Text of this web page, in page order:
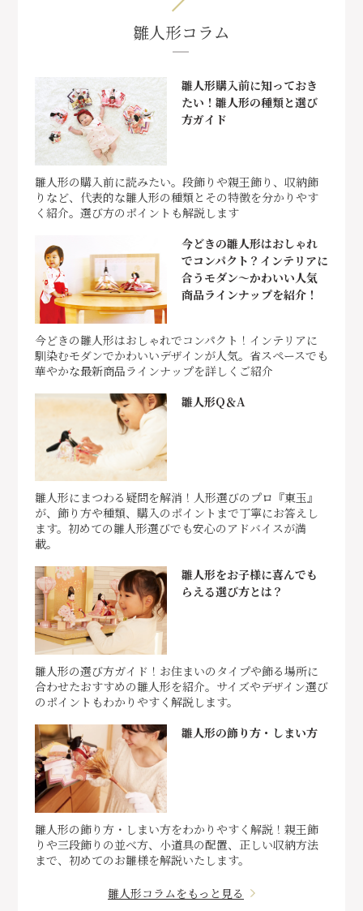
雛人形コラム
雛人形購入前に知っておき
たい！雛人形の種類と選び
方ガイド
雛人形の購入前に読みたい。段飾りや親王飾り、収納飾
りなど、代表的な雛人形の種類とその特徴を分かりやす
く紹介。選び方のポイントも解説します
今どきの雛人形はおしゃれ
でコンパクト？インテリアに
合うモダン～かわいい人気
商品ラインナップを紹介！
今どきの雛人形はおしゃれでコンパクト！インテリアに
馴染むモダンでかわいいデザインが人気。省スペースでも
華やかな最新商品ラインナップを詳しくご紹介
雛人形Q＆A
雛人形にまつわる疑問を解消！人形選びのプロ『東玉』
が、飾り方や種類、購入のポイントまで丁寧にお答えし
ます。初めての雛人形選びでも安心のアドバイスが満
載。
雛人形をお子様に喜んでも
らえる選び方とは？
雛人形の選び方ガイド！お住まいのタイプや飾る場所に
合わせたおすすめの雛人形を紹介。サイズやデザイン選び
のポイントもわかりやすく解説します。
雛人形の飾り方・しまい方
雛人形の飾り方・しまい方をわかりやすく解説！親王飾
りや三段飾りの並べ方、小道具の配置、正しい収納方法
まで、初めてのお雛様を解説いたします。
雛人形コラムをもっと見る